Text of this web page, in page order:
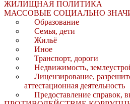
ЖИЛИЩНАЯ ПОЛИТИКА
МАССОВЫЕ СОЦИАЛЬНО
Образование
Семья, дети
Жильё
Иное
Транспорт, дороги
Недвижимость,
Лицензирование,
аттестационная деятельность
Предоставление справок,